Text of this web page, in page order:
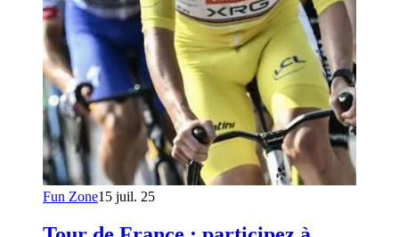
Fun Zone15 juil. 25